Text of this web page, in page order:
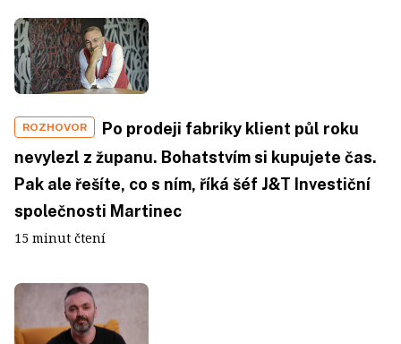
ROZHOVOR
Po prodeji fabriky klient půl roku
nevylezl z županu. Bohatstvím si kupujete čas.
Pak ale řešíte, co s ním, říká šéf J&T Investiční
společnosti Martinec
15 minut čtení